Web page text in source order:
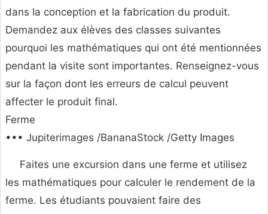
dans la conception et la fabrication du produit.
Demandez aux élèves des classes suivantes
pourquoi les mathématiques qui ont été mentionnées
pendant la visite sont importantes. Renseignez-vous
sur la façon dont les erreurs de calcul peuvent
affecter le produit final.
Ferme
••• Jupiterimages /BananaStock /Getty Images
Faites une excursion dans une ferme et utilisez
les mathématiques pour calculer le rendement de la
ferme. Les étudiants pouvaient faire des